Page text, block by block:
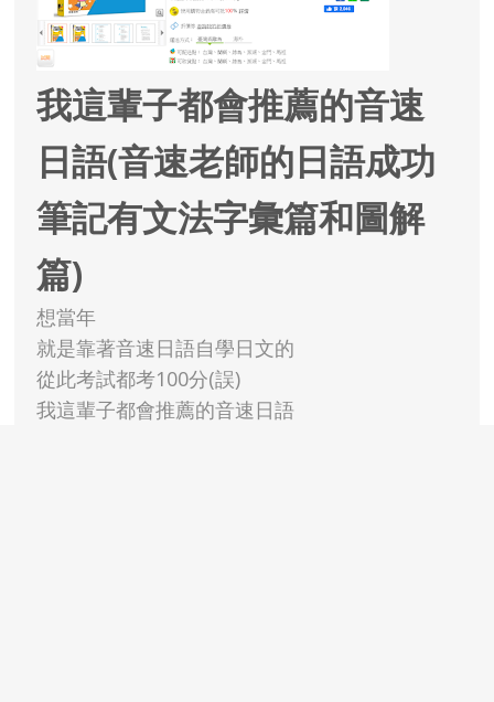
我這輩子都會推薦的音速
日語(音速老師的日語成功
筆記有文法字彙篇和圖解
篇)
想當年
就是靠著音速日語自學日文的
從此考試都考100分(誤)
我這輩子都會推薦的音速日語